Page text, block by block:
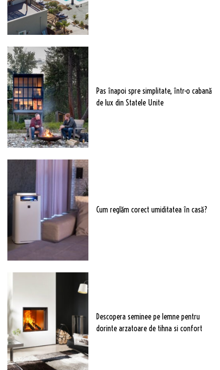
Pas înapoi spre simplitate, într-o cabană
de lux din Statele Unite
Cum reglăm corect umiditatea în casă?
Descopera seminee pe lemne pentru
dorinte arzatoare de tihna si confort